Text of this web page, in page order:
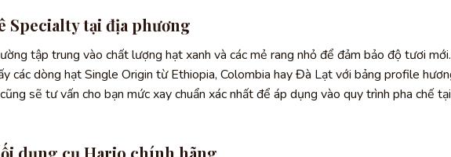
Specialty tại địa phương
tập trung vào chất lượng hạt xanh và các mẻ rang nhỏ để đảm bảo độ tươi mới.
các dòng hạt Single Origin từ Ethiopia, Colombia hay Đà Lạt với bảng profile
sẽ tư vấn cho bạn mức xay chuẩn xác nhất để áp dụng vào quy trình pha chế tại
dụng cụ Hario chính hãng